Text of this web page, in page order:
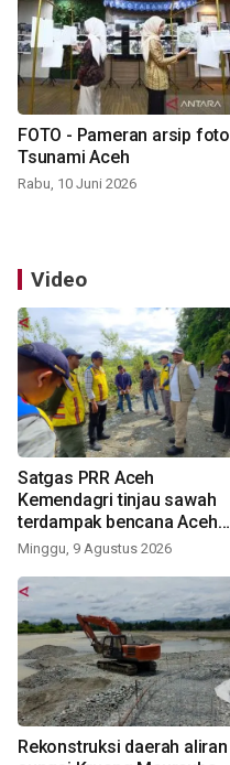
FOTO - Pameran arsip foto
Tsunami Aceh
Rabu, 10 Juni 2026
Video
Satgas PRR Aceh
Kemendagri tinjau sawah
terdampak bencana Aceh
Barat
Minggu, 9 Agustus 2026
Rekonstruksi daerah aliran